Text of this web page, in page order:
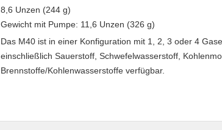
8,6 Unzen (244 g)
Gewicht mit Pumpe: 11,6 Unzen (326 g)
Das M40 ist in einer Konfiguration mit 1, 2, 3 oder 4
einschließlich Sauerstoff, Schwefelwasserstoff,
Brennstoffe/Kohlenwasserstoffe verfügbar.